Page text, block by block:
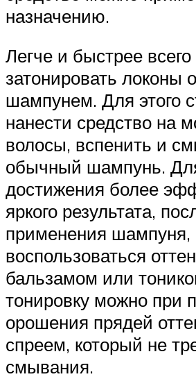
назначению.
Легче и быстрее всего
затонировать локоны
шампунем. Для этого
нанести средство на
волосы, вспенить и
обычный шампунь.
достижения более
яркого результата,
применения
воспользоваться
бальзамом или
тонировку можно при
орошения прядей
спреем, который не
смывания.